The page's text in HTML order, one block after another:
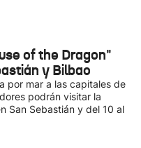
of the Dragon"
y Bilbao
por mar a las capitales de
podrán visitar la
San Sebastián y del 10 al